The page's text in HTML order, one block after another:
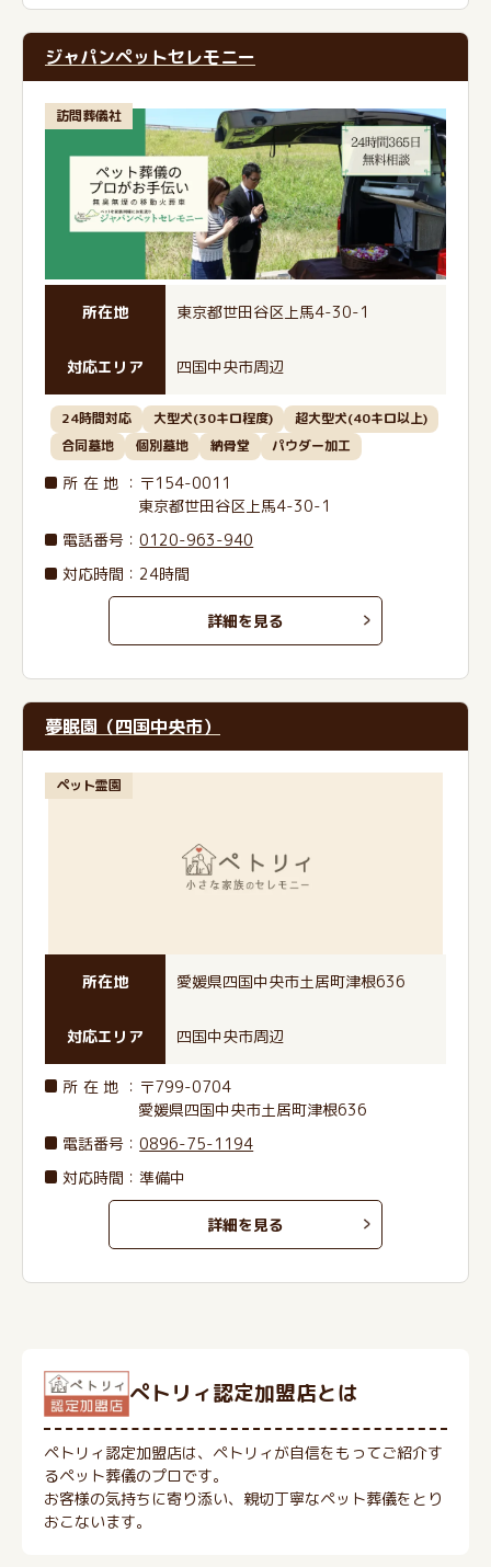
ジャパンペットセレモニー
訪問葬儀社
所在地 東京都世田谷区上馬4-30-1
対応エリア 四国中央市周辺
24時間対応 大型犬(30キロ程度)
超大型犬(40キロ以上)
合同墓地
個別墓地 納骨堂 パウダー加工
所在地 ：〒154-0011
東京都世田谷区上馬4-30-1
電話番号 ：0120-963-940
対応時間：24時間
詳細を見る
夢眠園（四国中央市）
ペット霊園
所在地 愛媛県四国中央市土居町津根636
対応エリア 四国中央市周辺
所在地 ：〒799-0704
愛媛県四国中央市土居町津根636
電話番号 ：0896-75-1194
対応時間：準備中
詳細を見る
ぺトリィ認定加盟店とは
ペトリィ認定加盟店は、ペトリィが自信をもってご紹介す
るペット葬儀のプロです。
お客様の気持ちに寄り添い、親切丁寧なペット葬儀をとり
おこないます。